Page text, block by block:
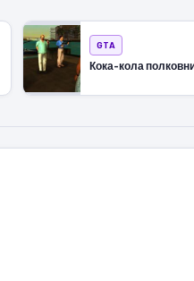
GTA
Кока-кола